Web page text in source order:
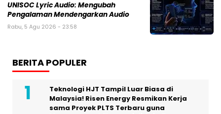
UNISOC Lyric Audio: Mengubah
Pengalaman Mendengarkan Audio
Rabu, 5 Agu 2026 - 23:58
BERITA POPULER
Teknologi HJT Tampil Luar Biasa di
Malaysia! Risen Energy Resmikan Kerja
sama Proyek PLTS Terbaru guna